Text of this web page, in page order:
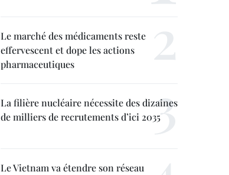
Le marché des médicaments reste
effervescent et dope les actions
pharmaceutiques
La filière nucléaire nécessite des dizaines
de milliers de recrutements d’ici 2035
Le Vietnam va étendre son réseau